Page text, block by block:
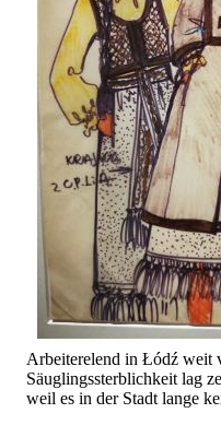
Arbeiterelend in Łódź weit
Säuglingssterblichkeit lag
weil es in der Stadt lange